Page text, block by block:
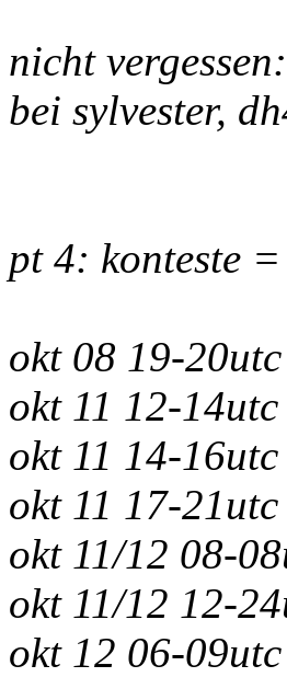
nicht
bei sylvester,
pt 4: konteste =
okt 08 19-
okt 11 12-
okt 11 14-
okt 11 17-
okt 11/12 08-
okt 11/12 12-
okt 12 06-